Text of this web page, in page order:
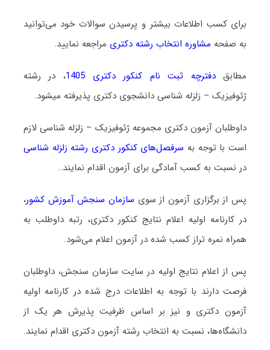
برای کسب اطلاعات بیشتر و پرسیدن سوالات خود می‌توانید
به صفحه مشاوره انتخاب رشته دکتری مراجعه نمایید.
مطابقدفترچه ثبت نام کنکور دکتری 1405
، در رشته
ژﺋﻮﻓﻴﺰیک – زلزله شناسی دانشجوی دکتری پذیرفته میشود.
داوطلبان آزمون دکتری مجموعه ژﺋﻮﻓﻴﺰیک – زلزله شناسی لازم
است با توجه به سرفصل‌های کنکور دکتری رشته زلزله شناسی
در نسبت به کسب آمادگی برای آزمون اقدام نمایند..
پس از برگزاری آزمون از سوی سازمان سنجش آموزش کشور،
در کارنامه اولیه اعلام نتایج کنکور دکتری، رتبه داوطلب به
همراه نمره تراز کسب شده در آزمون اعلام می‌شود.
پس از اعلام نتایج اولیه در سایت سازمان سنجش، داوطلبان
فرصت دارند با توجه به اطلاعات درج شده در کارنامه اولیه
آزمون دکتری و نیز بر اساس ظرفیت پذیرش هر یک از
دانشگاه‌ها، نسبت به انتخاب رشته آزمون دکتری اقدام نمایند.